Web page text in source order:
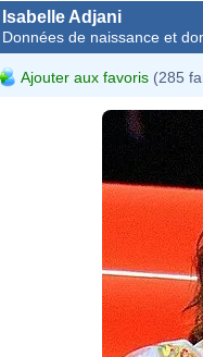
Isabelle Adjani
Données de naissance et
Ajouter aux favoris (285